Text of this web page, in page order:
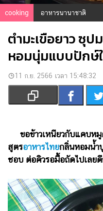
ตรวจ
หวย
ผล
บอล
สด
การ
เงิน
การ
บันเทิง
รูปภาพ
ดู
หนัง
cooking อาหารนานาชาติ
ตำมะเขือยาว ซุป
หอมนุ่มแบบปักษ์
11 ก.ย. 2566 เวลา 15:48:32
ขอข้าวเหนียวกับแคบหมู
สูตรอาหารไทยกลิ่นหอมน้ำ
ชอบ ต่อคิวรอมื้อถัดไปเลยดี